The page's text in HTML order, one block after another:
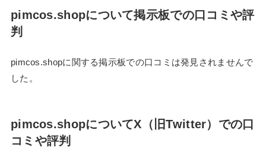
pimcos.shopについて掲示板での口コミや評
判
pimcos.shopに関する掲示板での口コミは発見されませんで
した。
pimcos.shopについてX（旧Twitter）での口
コミや評判